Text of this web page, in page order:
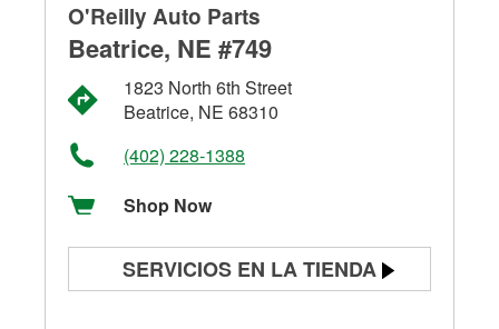
O'Reilly Auto Parts
Beatrice, NE #749
1823 North 6th Street
Beatrice, NE 68310
(402) 228-1388
Shop Now
SERVICIOS EN LA TIENDA